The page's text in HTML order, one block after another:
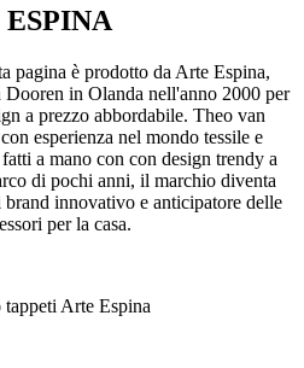
pagina è prodotto da Arte Espina,
in Olanda nell'anno 2000 per
a prezzo abbordabile. Theo van
esperienza nel mondo tessile e
a mano con con design trendy a
di pochi anni, il marchio diventa
innovativo e anticipatore delle
per la casa.